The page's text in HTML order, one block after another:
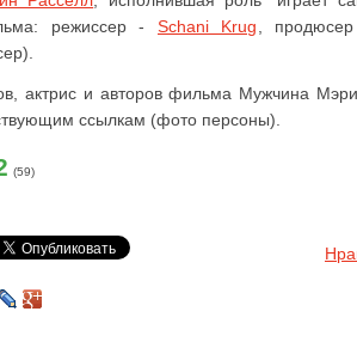
режиссер - Schani Krug ,
актрис и авторов фильма Мужчина
ссылкам (фото персоны).
(59)